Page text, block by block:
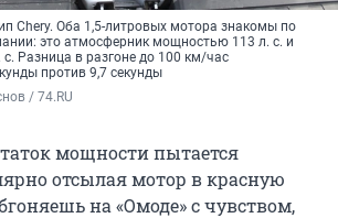
Chery. Оба 1,5-литровых мотора знакомы по
это атмосферник мощностью 113 л. с. и
с. Разница в разгоне до 100 км/час
против 9,7 секунды
/ 74.RU
мощности пытается
отсылая мотор в красную
на «Омоде» с чувством,